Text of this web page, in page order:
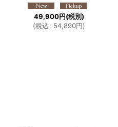
49,900円(税別)
(税込: 54,890円)